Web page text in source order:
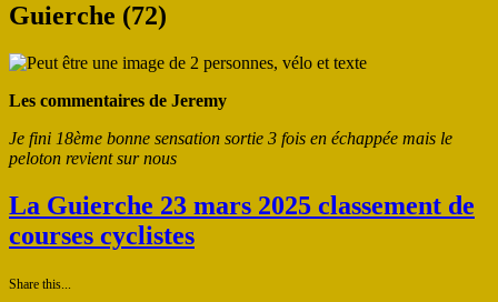
Guierche (72)
Les commentaires de Jeremy
Je fini 18ème bonne sensation sortie 3 fois en échappée mais le
peloton revient sur nous
La Guierche 23 mars 2025 classement de
courses cyclistes
Share this...